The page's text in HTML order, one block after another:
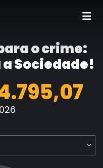
o crime:
Sociedade!